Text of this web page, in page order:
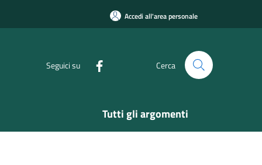
Accedi all'area personale
Seguici su Cerca
Tutti gli argomenti